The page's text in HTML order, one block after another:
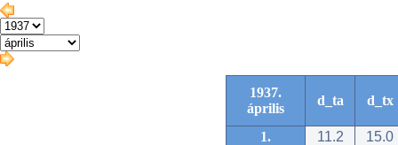
1937.
április
d_ta d_tx
1. 11.2
15.0